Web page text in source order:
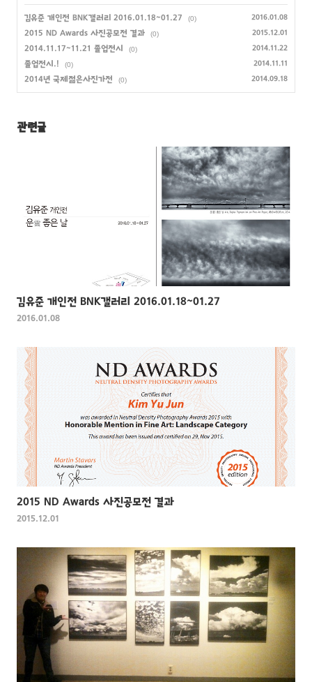
김유준 개인전 BNK갤러리 2016.01.18~01.27 (0) 2016.01.08
2015 ND Awards 사진공모전 결과 (0) 2015.12.01
2014.11.17~11.21 졸업전시 (0) 2014.11.22
졸업전시.! (0) 2014.11.11
2014년 국제젊은사진가전 (0) 2014.09.18
관련글
김유준 개인전 BNK갤러리 2016.01.18~01.27
2016.01.08
2015 ND Awards 사진공모전 결과
2015.12.01